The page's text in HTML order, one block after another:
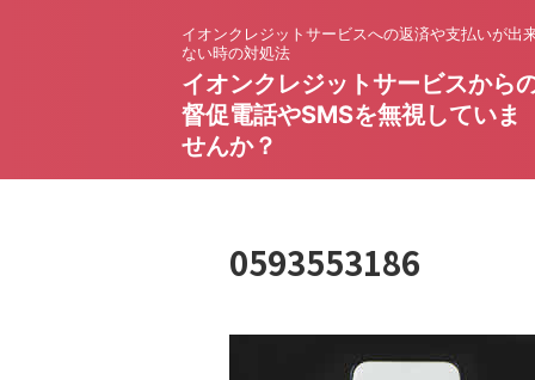
イオンクレジットサービスへの返済や支払いが出
ない時の対処法
イオンクレジットサービスから
督促電話やSMSを無視していま
せんか？
0593553186